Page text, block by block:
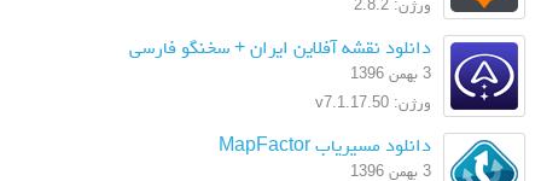
ورژن: 2.8.2
دانلود نقشه آفلاین ایران + سخنگو فارسی
3 بهمن 1396
ورژن: v7.1.17.50
دانلود مسیریاب MapFactor
3 بهمن 1396